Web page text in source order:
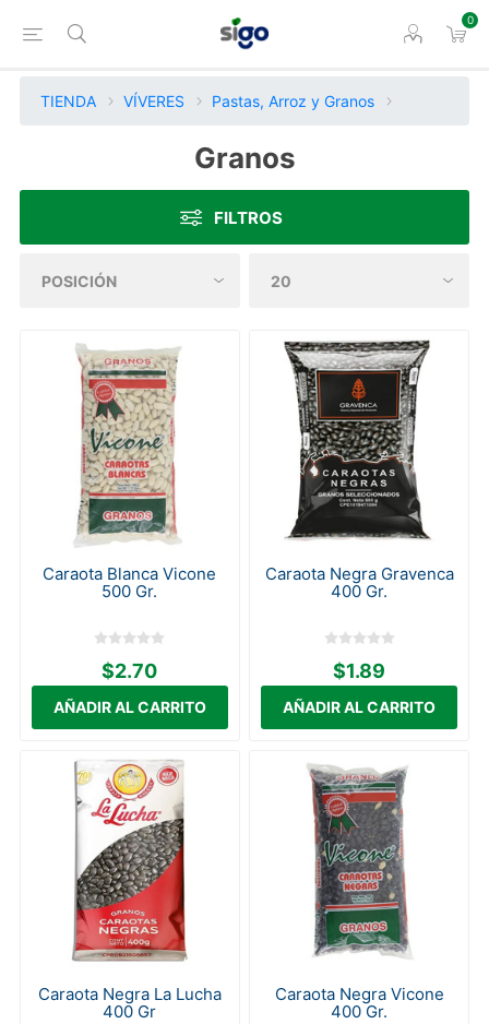
0
TIENDA VÍVERES Pastas, Arroz y Granos
Granos
FILTROS
Caraota Blanca Vicone
500 Gr.
$2.70
Caraota Negra Gravenca
400 Gr.
$1.89
Caraota Negra La Lucha
400 Gr
Caraota Negra Vicone
400 Gr.